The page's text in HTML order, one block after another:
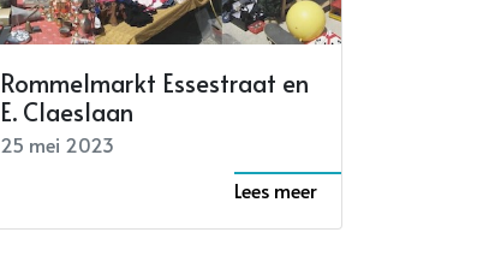
Rommelmarkt Essestraat en
E. Claeslaan
25 mei 2023
Lees meer